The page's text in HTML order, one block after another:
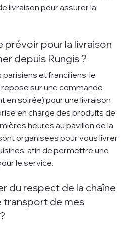
livraison pour assurer la
prévoir pour la livraison
depuis Rungis ?
et franciliens, le
sur une commande
en soirée) pour une livraison
en charge des produits de
heures au pavillon de la
organisées pour vous livrer
afin de permettre une
le service.
du respect de la chaîne
transport de mes